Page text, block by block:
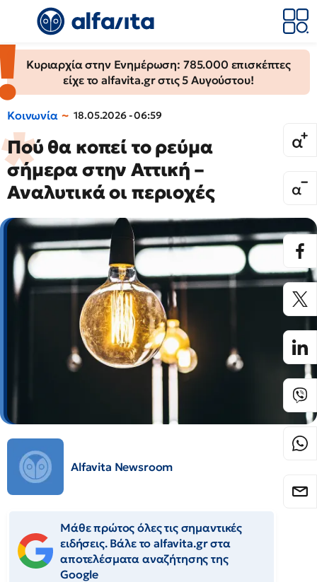
Κυριαρχία στην Ενημέρωση: 785.000 επισκέπτες
είχε το alfavita.gr στις 5 Αυγούστου!
Κοινωνία 18.05.2026 - 06:59
Πού θα κοπεί το ρεύμα
σήμερα στην Αττική –
Αναλυτικά οι περιοχές
Alfavita Newsroom
Μάθε πρώτος όλες τις σημαντικές
ειδήσεις. Βάλε το alfavita.gr στα
αποτελέσματα αναζήτησης της
Google